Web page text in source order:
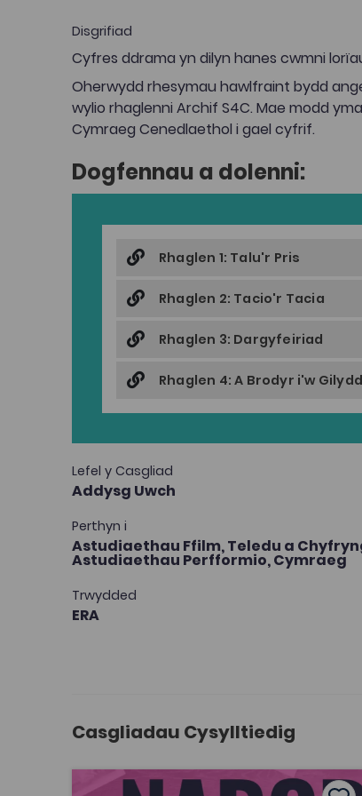
Disgrifiad
Cyfres ddrama yn dilyn hanes cwmni
Oherwydd rhesymau hawlfraint bydd
wylio rhaglenni Archif S4C. Mae modd
Cymraeg Cenedlaethol i gael cyfrif.
Dogfennau a dolenni:
Rhaglen 1: Talu'r Pris
Rhaglen 2: Tacio'r Tacia
Rhaglen 3: Dargyfeiriad
Rhaglen 4: A Brodyr i'w Gilydd
Lefel y Casgliad
Addysg Uwch
Perthyn i
Astudiaethau Ffilm, Teledu a
Astudiaethau Perfformio,Cymraeg
Trwydded
ERA
Casgliadau Cysylltiedig
Nabod Stori